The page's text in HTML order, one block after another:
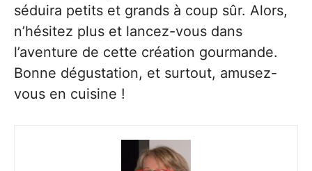
séduira petits et grands à coup sûr. Alors,
n’hésitez plus et lancez-vous dans
l’aventure de cette création gourmande.
Bonne dégustation, et surtout, amusez-
vous en cuisine !